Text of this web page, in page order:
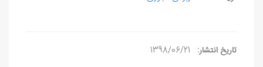
تاریخ انتشار: 1398/06/21